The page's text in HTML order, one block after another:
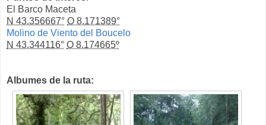
El Barco Maceta
N 43.356667° O 8.171389°
Molino de Viento del Boucelo
N 43.344116° O 8.174665º
Albumes de la ruta: